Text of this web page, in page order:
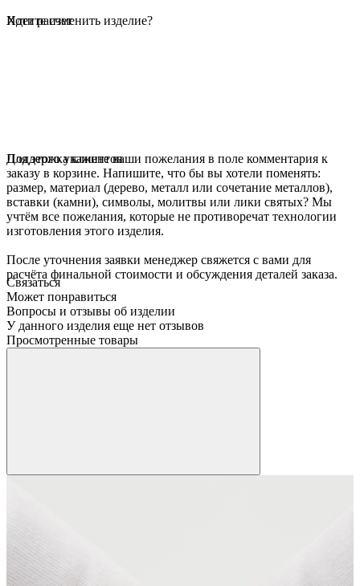
Идет расчет
Хотите изменить изделие?
Для этого укажите ваши пожелания в поле комментария к
заказу в корзине. Напишите, что бы вы хотели поменять:
размер, материал (дерево, металл или сочетание металлов),
вставки (камни), символы, молитвы или лики святых? Мы
учтём все пожелания, которые не противоречат технологии
изготовления этого изделия.
После уточнения заявки менеджер свяжется с вами для
расчёта финальной стоимости и обсуждения деталей заказа.
Поддержка клиентов
Связаться
Может понравиться
Вопросы и отзывы об изделии
У данного изделия еще нет отзывов
Просмотренные товары